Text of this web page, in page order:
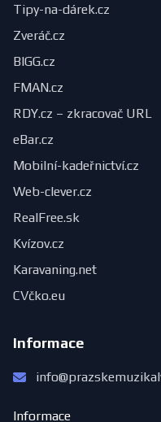
Tipy-na-dárek.cz
Zveráč.cz
BIGG.cz
FMAN.cz
RDY.cz – zkracovač URL
eBar.cz
Mobilní-kadeřnictví.cz
Web-clever.cz
RealFree.sk
Kvízov.cz
Karavaning.net
CVčko.eu
Informace
Informace